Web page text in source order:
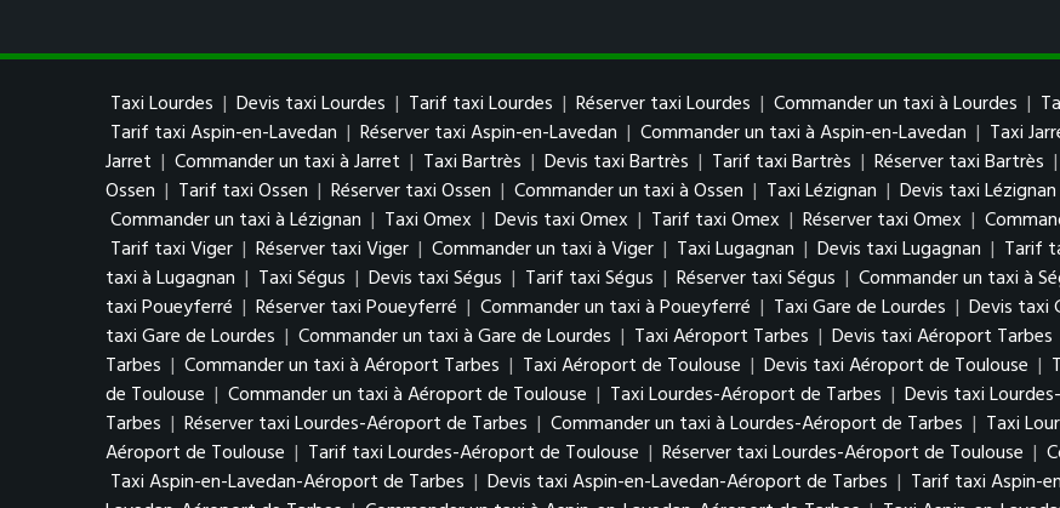
Taxi Lourdes | Devis taxi Lourdes | Tarif taxi Lourdes | Réserver taxi Lourdes | Commander un taxi à Lourdes |
Tarif taxi Aspin-en-Lavedan | Réserver taxi Aspin-en-Lavedan | Commander un taxi à Aspin-en-Lavedan | Taxi
Jarret | Commander un taxi à Jarret | Taxi Bartrès | Devis taxi Bartrès | Tarif taxi Bartrès | Réserver taxi Bartrès |
Ossen | Tarif taxi Ossen | Réserver taxi Ossen | Commander un taxi à Ossen | Taxi Lézignan | Devis taxi Lézignan
Commander un taxi à Lézignan | Taxi Omex | Devis taxi Omex | Tarif taxi Omex | Réserver taxi Omex |
Tarif taxi Viger | Réserver taxi Viger | Commander un taxi à Viger | Taxi Lugagnan | Devis taxi Lugagnan | Tarif
taxi à Lugagnan | Taxi Ségus | Devis taxi Ségus | Tarif taxi Ségus | Réserver taxi Ségus | Commander un taxi à
taxi Poueyferré | Réserver taxi Poueyferré | Commander un taxi à Poueyferré | Taxi Gare de Lourdes | Devis taxi
taxi Gare de Lourdes | Commander un taxi à Gare de Lourdes | Taxi Aéroport Tarbes | Devis taxi Aéroport Tarbes
Tarbes | Commander un taxi à Aéroport Tarbes | Taxi Aéroport de Toulouse | Devis taxi Aéroport de Toulouse |
de Toulouse | Commander un taxi à Aéroport de Toulouse | Taxi Lourdes-Aéroport de Tarbes | Devis taxi
Tarbes | Réserver taxi Lourdes-Aéroport de Tarbes | Commander un taxi à Lourdes-Aéroport de Tarbes | Taxi
Aéroport de Toulouse | Tarif taxi Lourdes-Aéroport de Toulouse | Réserver taxi Lourdes-Aéroport de Toulouse |
Taxi Aspin-en-Lavedan-Aéroport de Tarbes | Devis taxi Aspin-en-Lavedan-Aéroport de Tarbes | Tarif taxi Aspin-